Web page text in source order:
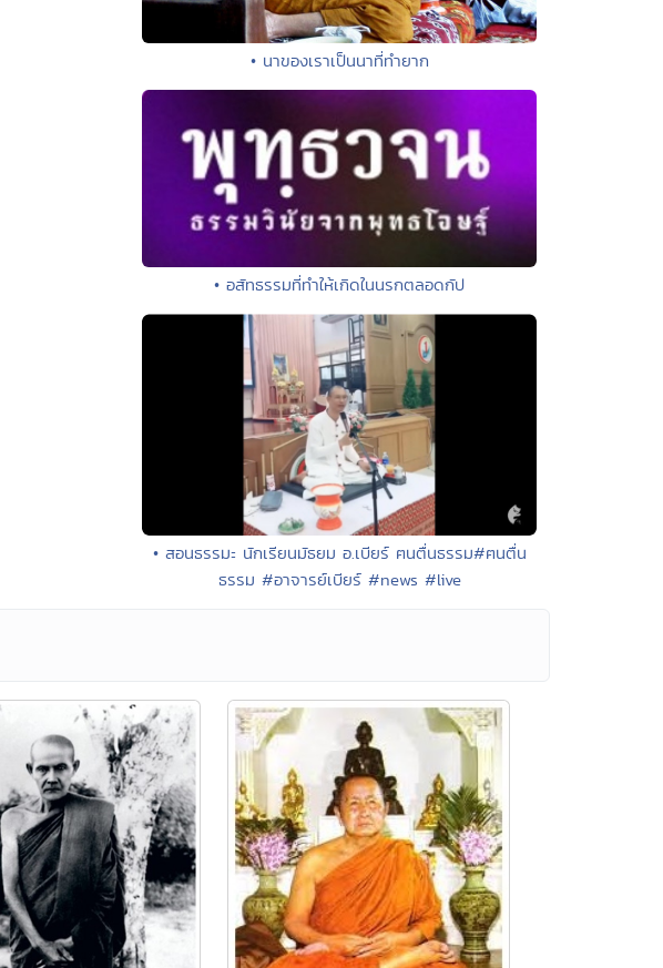
• นาของเราเป็นนาที่ทำยาก
• อสัทธรรมที่ทำให้เกิดในนรกตลอดกัป
• สอนธรรมะ นักเรียนมัธยม อ.เบียร์ ฅนตื่นธรรม#ฅนตื่น
ธรรม #อาจารย์เบียร์ #news #live